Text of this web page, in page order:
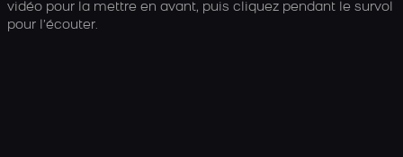
vidéo pour la mettre en avant, puis cliquez pendant le survol
pour l’écouter.